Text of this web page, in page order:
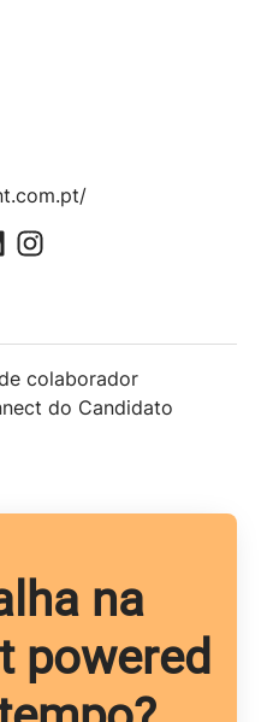
colaborador
do Candidato
na
powered